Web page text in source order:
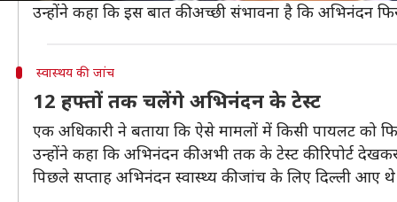
उन्होंने कहा कि इस बात की अच्छी संभावना है कि अभिनंदन
स्वास्थय की जांच
12 हफ्तों तक चलेंगे अभिनंदन के टेस्ट
एक अधिकारी ने बताया कि ऐसे मामलों में किसी पायलट
उन्होंने कहा कि अभिनंदन की अभी तक के टेस्ट की रिपोर्ट
पिछले सप्ताह अभिनंदन स्वास्थ्य की जांच के लिए दिल्ली आए